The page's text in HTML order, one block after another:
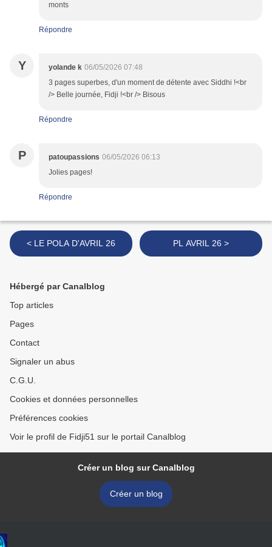
monts
Répondre
Y yolande k 06/05/2026 07:48
3 pages superbes, d'un moment de détente avec Siddhi !<br
/> Belle journée, Fidji !<br /> Bisous
Répondre
P patoupassions 06/05/2026 06:13
Jolies pages!
Répondre
< LE POLA D'AVRIL 26 PL AVRIL 26 >
Hébergé par Canalblog
Top articles
Pages
Contact
Signaler un abus
C.G.U.
Cookies et données personnelles
Préférences cookies
Voir le profil de Fidji51 sur le portail Canalblog
Créer un blog sur Canalblog
Créer un blog